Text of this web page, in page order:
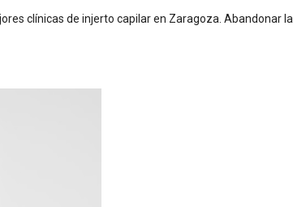
clínicas de injerto capilar en Zaragoza. Abandonar la